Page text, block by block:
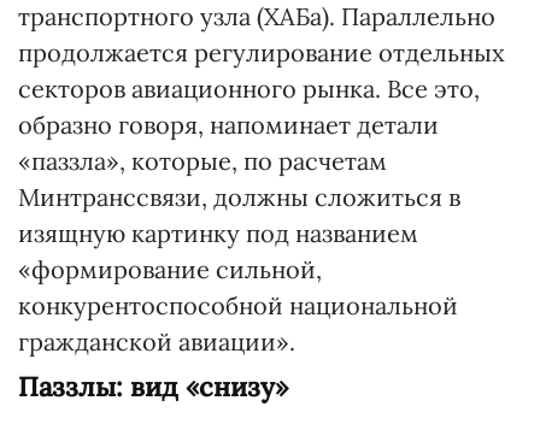
транспортного узла (ХАБа). Параллельно
продолжается регулирование отдельных
секторов авиационного рынка. Все это,
образно говоря, напоминает детали
«паззла», которые, по расчетам
Минтранссвязи, должны сложиться в
изящную картинку под названием
«формирование сильной,
конкурентоспособной национальной
гражданской авиации».
Паззлы: вид «снизу»